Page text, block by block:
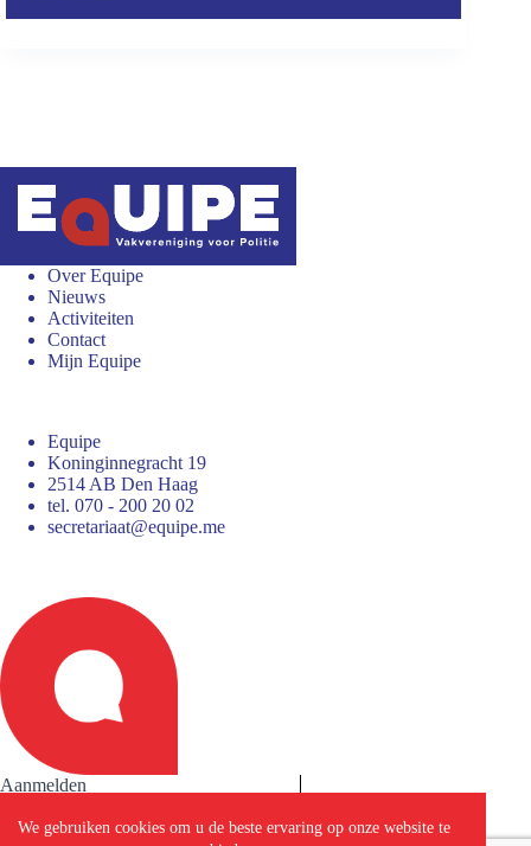
We gebruiken cookies om u de beste ervaring op onze website te
Over Equipe
Nieuws
Activiteiten
Contact
Mijn Equipe
Equipe
Koninginnegracht 19
2514 AB Den Haag
tel. 070 - 200 20 02
secretariaat@equipe.me
Aanmelden